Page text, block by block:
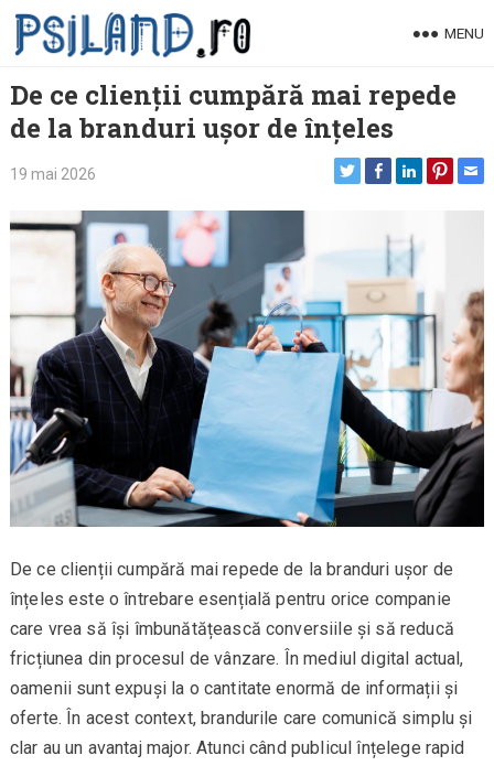
Skip
MENU
De ce clienții cumpără mai repede
de la branduri ușor de înțeles
19 mai 2026
De ce clienții cumpără mai repede de la branduri ușor de
înțeles este o întrebare esențială pentru orice companie
care vrea să își îmbunătățească conversiile și să reducă
fricțiunea din procesul de vânzare. În mediul digital actual,
oamenii sunt expuși la o cantitate enormă de informații și
oferte. În acest context, brandurile care comunică simplu și
clar au un avantaj major. Atunci când publicul înțelege rapid